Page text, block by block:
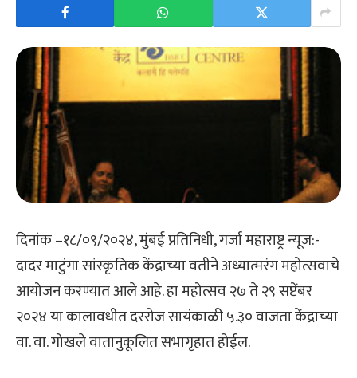
दिनांक –१८/०९/२०२४, मुंबई प्रतिनिधी, गर्जा महाराष्ट्र न्यूज:-
दादर माटुंगा सांस्कृतिक केंद्राच्या वतीने अध्यात्मरंग महोत्सवाचे
आयोजन करण्यात आले आहे. हा महोत्सव २७ ते २९ सप्टेंबर
२०२४ या कालावधीत दररोज सायंकाळी ५.३० वाजता केंद्राच्या
वा. वा. गोखले वातानुकूलित सभागृहात होईल.